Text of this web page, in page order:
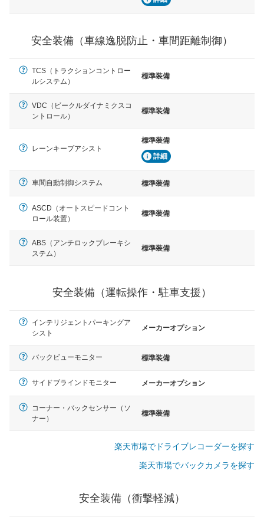
グ・アシストやサイドブラインドモニターなどが装備さ
衝撃軽減
万が一車体が衝撃を受けたときに、運転者・同乗者を守
ルトなどが装備されています。
安全装備（車線逸脱防止・車間距離制御）
TCS（トラクションコントロー
ルシステム）
標準装備
VDC（ビークルダイナミクスコ
ントロール）
標準装備
レーンキープアシスト
標準装備
詳細
車間自動制御システム 標準装備
ASCD（オートスピードコント
ロール装置）
標準装備
ABS（アンチロックブレーキシ
ステム）
標準装備
安全装備（運転操作・駐車支援）
インテリジェントパーキングア
シスト
メーカーオプション
バックビューモニター 標準装備
サイドブラインドモニター メーカーオプション
コーナー・バックセンサー（ソ
ナー）
標準装備
楽天市場でドライブレコーダーを探す
楽天市場でバックカメラを探す
安全装備（衝撃軽減）